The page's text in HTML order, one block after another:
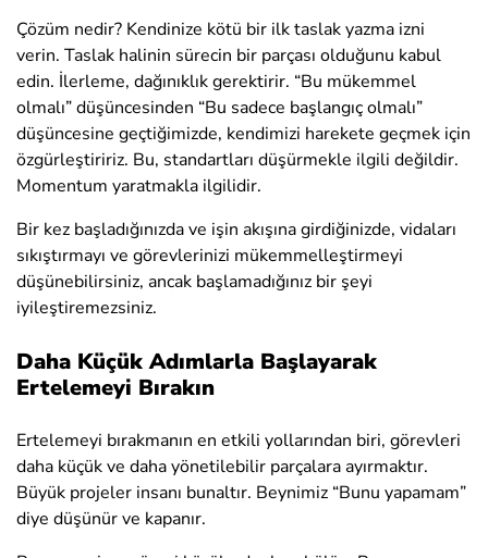
Çözüm nedir? Kendinize kötü bir ilk taslak yazma izni
verin. Taslak halinin sürecin bir parçası olduğunu kabul
edin. İlerleme, dağınıklık gerektirir. “Bu mükemmel
olmalı” düşüncesinden “Bu sadece başlangıç olmalı”
düşüncesine geçtiğimizde, kendimizi harekete geçmek için
özgürleştiririz. Bu, standartları düşürmekle ilgili değildir.
Momentum yaratmakla ilgilidir.
Bir kez başladığınızda ve işin akışına girdiğinizde, vidaları
sıkıştırmayı ve görevlerinizi mükemmelleştirmeyi
düşünebilirsiniz, ancak başlamadığınız bir şeyi
iyileştiremezsiniz.
Daha Küçük Adımlarla Başlayarak
Ertelemeyi Bırakın
Ertelemeyi bırakmanın en etkili yollarından biri, görevleri
daha küçük ve daha yönetilebilir parçalara ayırmaktır.
Büyük projeler insanı bunaltır. Beynimiz “Bunu yapamam”
diye düşünür ve kapanır.